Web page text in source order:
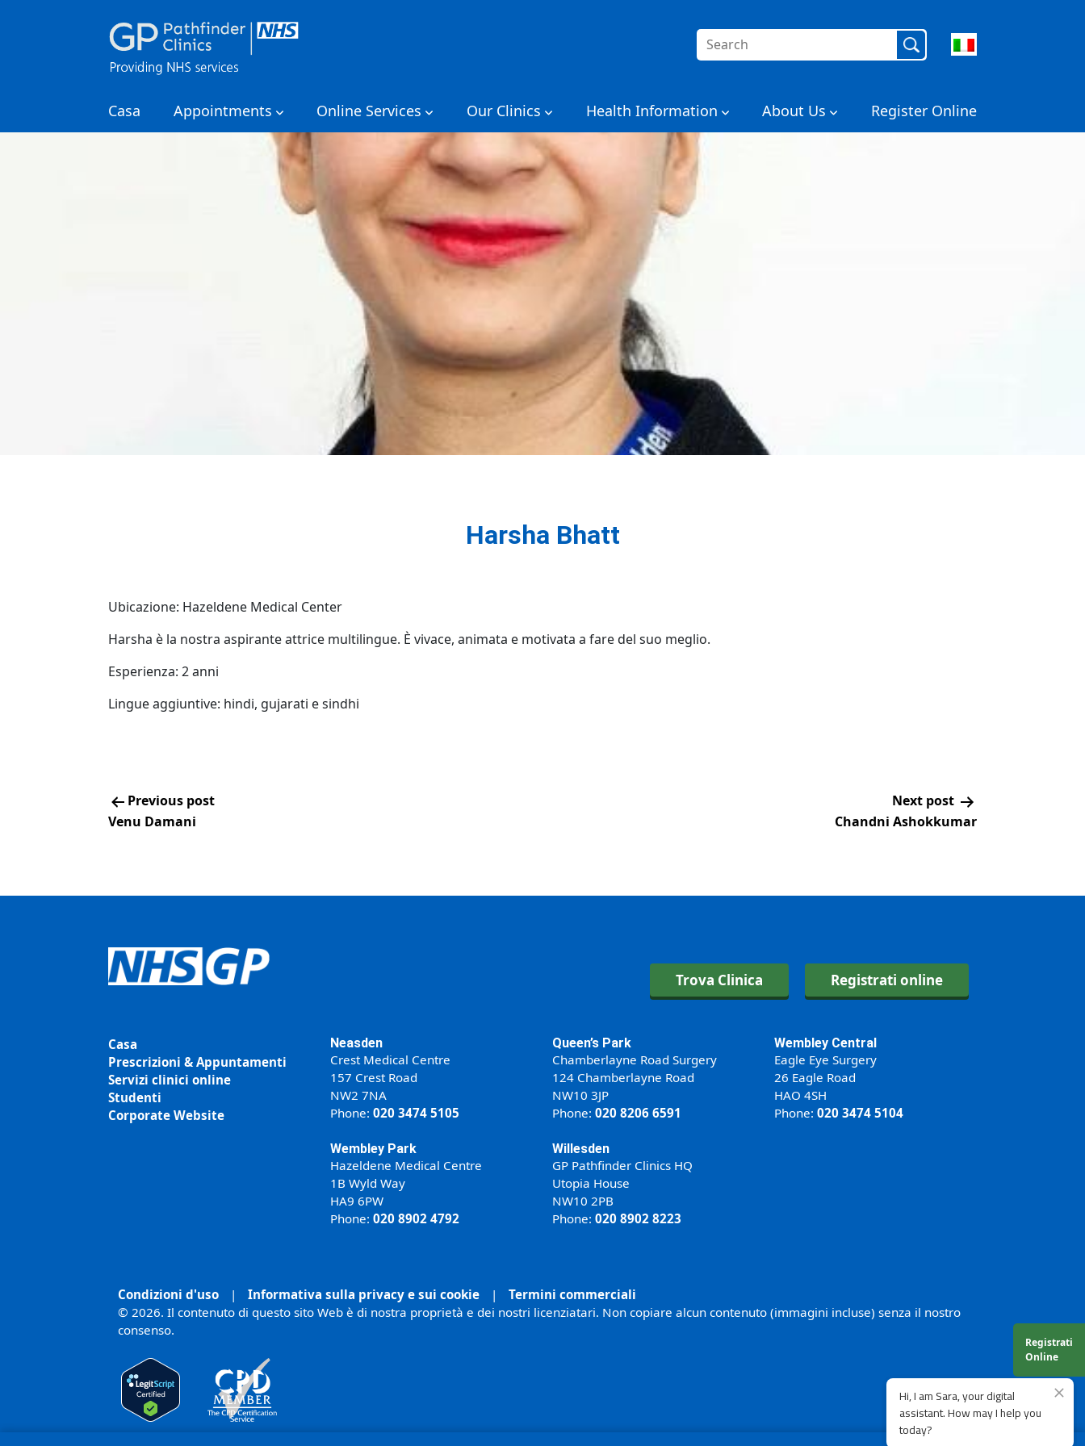
Ricerca
per:
Casa Appointments Online Services Our Clinics Health Information About Us Register Online
Harsha Bhatt
Ubicazione: Hazeldene Medical Center
Harsha è la nostra aspirante attrice multilingue. È vivace, animata e motivata a fare del suo meglio.
Esperienza: 2 anni
Lingue aggiuntive: hindi, gujarati e sindhi
Previous post
Venu Damani
Next post
Chandni Ashokkumar
Trova Clinica Registrati online
Casa
Prescrizioni & Appuntamenti
Servizi clinici online
Studenti
Corporate Website
Neasden
Crest Medical Centre
157 Crest Road
NW2 7NA
Phone: 020 3474 5105
Queen’s Park
Chamberlayne Road Surgery
124 Chamberlayne Road
NW10 3JP
Phone: 020 8206 6591
Wembley Central
Eagle Eye Surgery
26 Eagle Road
HAO 4SH
Phone: 020 3474 5104
Wembley Park
Hazeldene Medical Centre
1B Wyld Way
HA9 6PW
Phone: 020 8902 4792
Willesden
GP Pathfinder Clinics HQ
Utopia House
NW10 2PB
Phone: 020 8902 8223
Condizioni d'uso | Informativa sulla privacy e sui cookie |
Termini commerciali
© 2026. Il contenuto di questo sito Web è di nostra proprietà e dei nostri licenziatari. Non copiare alcun contenuto (immagini incluse) senza il nostro
consenso.
Registrati
Online